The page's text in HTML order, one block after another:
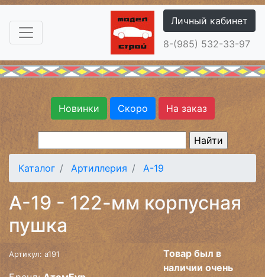
Личный кабинет
8-(985) 532-33-97
Новинки Скоро На заказ
Каталог Артиллерия А-19
А-19 - 122-мм корпусная
пушка
Артикул: a191
Товар был в
наличии очень